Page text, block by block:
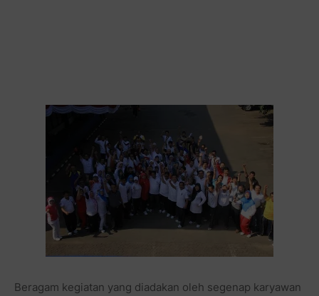
Beragam kegiatan yang diadakan oleh segenap karyawan